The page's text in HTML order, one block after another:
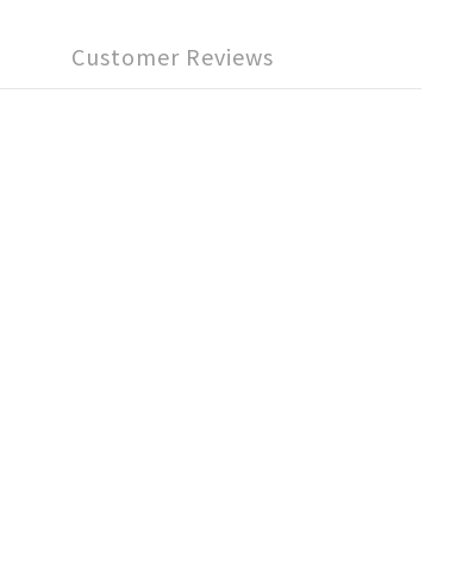
Customer Reviews